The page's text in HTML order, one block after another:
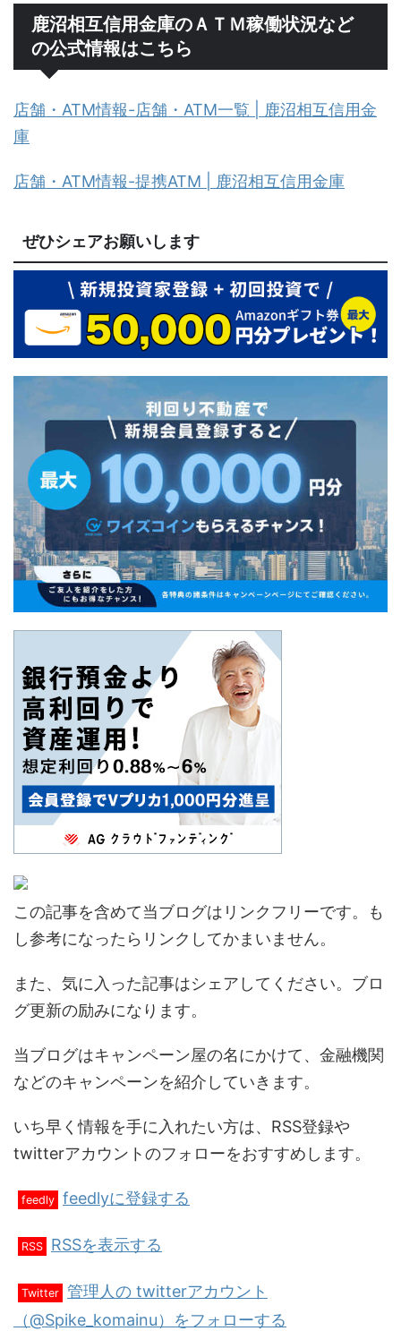
鹿沼相互信用金庫のＡＴＭ稼働状況など
の公式情報はこちら
店舗・ATM情報-店舗・ATM一覧 | 鹿沼相互信用金
庫
店舗・ATM情報-提携ATM | 鹿沼相互信用金庫
ぜひシェアお願いします
この記事を含めて当ブログはリンクフリーです。も
し参考になったらリンクしてかまいません。
また、気に入った記事はシェアしてください。ブロ
グ更新の励みになります。
当ブログはキャンペーン屋の名にかけて、金融機関
などのキャンペーンを紹介していきます。
いち早く情報を手に入れたい方は、RSS登録や
twitterアカウントのフォローをおすすめします。
feedly feedlyに登録する
RSS RSSを表示する
Twitter 管理人の twitterアカウント
（@Spike_komainu）をフォローする